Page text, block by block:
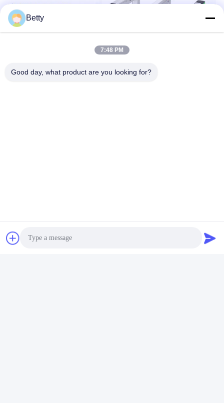
Betty
7:48 PM
Good day, what product are you looking for?